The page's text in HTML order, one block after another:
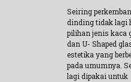
Seiring
dinding tidak lagi
pilihan jenis kaca
dan U- Shaped
estetika yang
pada umumnya.
lagi dipakai untuk